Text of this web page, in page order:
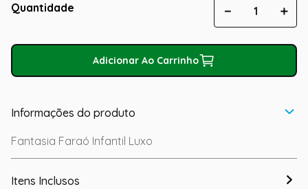
Quantidade ＋
－
Adicionar Ao Carrinho
Informações do produto
Fantasia Faraó Infantil Luxo
Itens Inclusos